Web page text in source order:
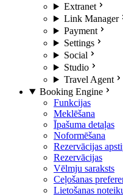
Extranet
Link Manager
Payment
Settings
Social
Studio
Travel Agent
Booking Engine
Funkcijas
Meklēšana
Īpašuma detaļas
Noformēšana
Rezervācijas
Rezervācijas
Vēlmju saraksts
Ceļošanas
Lietošanas